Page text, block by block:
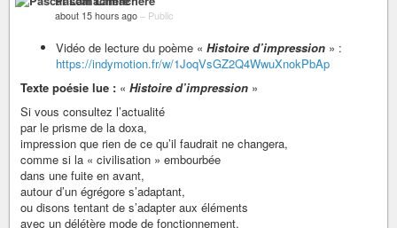
about 15 hours ago – Public
Vidéo de lecture du poème « Histoire d’impression » :
https://indymotion.fr/w/1JoqVsGZ2Q4WwuXnokPbAp
Texte poésie lue : « Histoire d’impression »
Si vous consultez l’actualité
par le prisme de la doxa,
impression que rien de ce qu’il faudrait ne changera,
comme si la « civilisation » embourbée
dans une fuite en avant,
autour d’un égrégore s’adaptant,
ou disons tentant de s’adapter aux éléments
avec un délétère mode de fonctionnement.